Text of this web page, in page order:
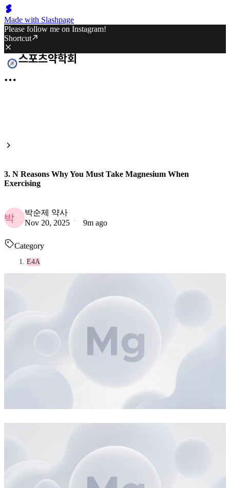
Made with Slashpage
Please follow me on Instagram!
Shortcut
3. N Reasons Why You Must Take Magnesium When
Exercising
박
박순제 약사
Nov 20, 2025
9m ago
Category
E4A